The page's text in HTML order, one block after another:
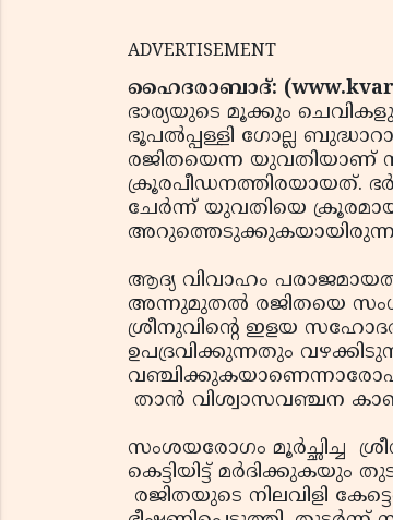
ADVERTISEMENT
ഹൈദരാബാദ്:
ഭാര്യയുടെ മൂക്കും
ഭൂപല്‍പ്പള്ളി ഗോല്ല
രജിതയെന്ന യുവതിയാണ്
ക്രൂരപീഡനത്തിരയായത്.
ചേര്‍ന്ന് യുവതിയെ
ആദ്യ വിവാഹം
അന്നുമുതല്‍ രജിതയെ
ശ്രീനുവിന്റെ ഇളയ
ഉപദ്രവിക്കുന്നതും
താന്‍ വിശ്വാസവഞ്ചന
സംശയരോഗം മൂര്‍ച്ഛിച്ച
കെട്ടിയിട്ട്
രജിതയുടെ നിലവിളി